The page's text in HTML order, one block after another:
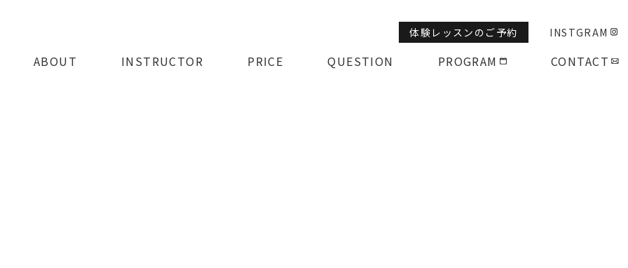
体験レッスンのご予約 INSTGRAM
ABOUT INSTRUCTOR PRICE QUESTION PROGRAM CONTACT